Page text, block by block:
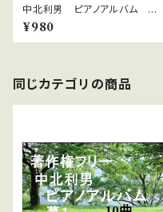
中北利男 ピアノアルバム 卒
業
¥980
同じカテゴリの商品